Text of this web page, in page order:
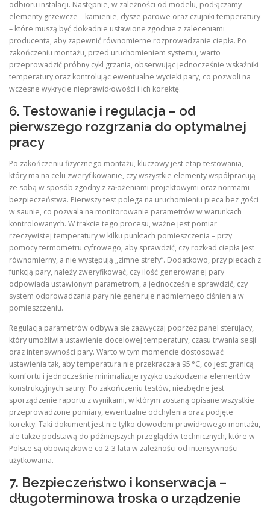
odbioru instalacji. Następnie, w zależności od modelu, podłączamy
elementy grzewcze – kamienie, dysze parowe oraz czujniki temperatury
– które muszą być dokładnie ustawione zgodnie z zaleceniami
producenta, aby zapewnić równomierne rozprowadzanie ciepła. Po
zakończeniu montażu, przed uruchomieniem systemu, warto
przeprowadzić próbny cykl grzania, obserwując jednocześnie wskaźniki
temperatury oraz kontrolując ewentualne wycieki pary, co pozwoli na
wczesne wykrycie nieprawidłowości i ich korektę.
6. Testowanie i regulacja – od
pierwszego rozgrzania do optymalnej
pracy
Po zakończeniu fizycznego montażu, kluczowy jest etap testowania,
który ma na celu zweryfikowanie, czy wszystkie elementy współpracują
ze sobą w sposób zgodny z założeniami projektowymi oraz normami
bezpieczeństwa. Pierwszy test polega na uruchomieniu pieca bez gości
w saunie, co pozwala na monitorowanie parametrów w warunkach
kontrolowanych. W trakcie tego procesu, ważne jest pomiar
rzeczywistej temperatury w kilku punktach pomieszczenia – przy
pomocy termometru cyfrowego, aby sprawdzić, czy rozkład ciepła jest
równomierny, a nie występują „zimne strefy”. Dodatkowo, przy piecach z
funkcją pary, należy zweryfikować, czy ilość generowanej pary
odpowiada ustawionym parametrom, a jednocześnie sprawdzić, czy
system odprowadzania pary nie generuje nadmiernego ciśnienia w
pomieszczeniu.
Regulacja parametrów odbywa się zazwyczaj poprzez panel sterujący,
który umożliwia ustawienie docelowej temperatury, czasu trwania sesji
oraz intensywności pary. Warto w tym momencie dostosować
ustawienia tak, aby temperatura nie przekraczała 95 °C, co jest granicą
komfortu i jednocześnie minimalizuje ryzyko uszkodzenia elementów
konstrukcyjnych sauny. Po zakończeniu testów, niezbędne jest
sporządzenie raportu z wynikami, w którym zostaną opisane wszystkie
przeprowadzone pomiary, ewentualne odchylenia oraz podjęte
korekty. Taki dokument jest nie tylko dowodem prawidłowego montażu,
ale także podstawą do późniejszych przeglądów technicznych, które w
Polsce są obowiązkowe co 2‑3 lata w zależności od intensywności
użytkowania.
7. Bezpieczeństwo i konserwacja –
długoterminowa troska o urządzenie